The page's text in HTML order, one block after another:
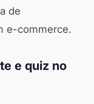
de
e-commerce.
e quiz no